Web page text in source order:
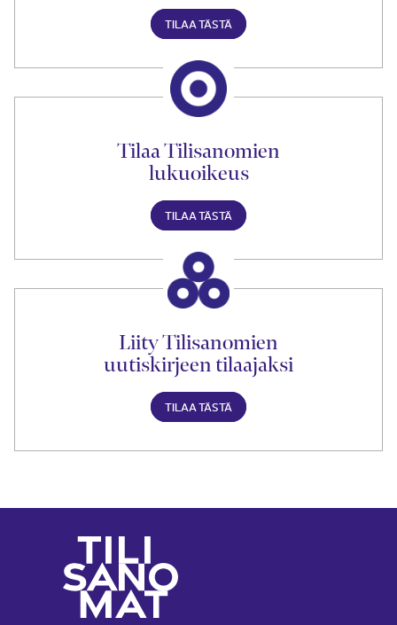
TILAA TÄSTÄ
Tilaa Tilisanomien
lukuoikeus
TILAA TÄSTÄ
Liity Tilisanomien
uutiskirjeen tilaajaksi
TILAA TÄSTÄ